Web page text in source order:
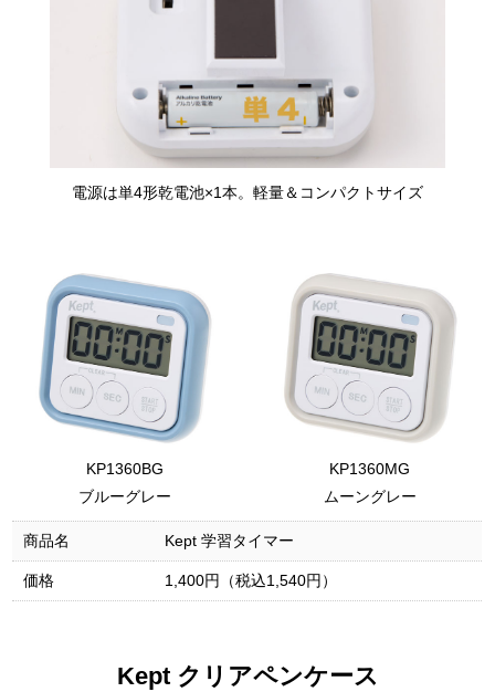
電源は単4形乾電池×1本。軽量＆コンパクトサイズ
KP1360BG
ブルーグレー
KP1360MG
ムーングレー
商品名 Kept 学習タイマー
価格 1,400円（税込1,540円）
Kept クリアペンケース